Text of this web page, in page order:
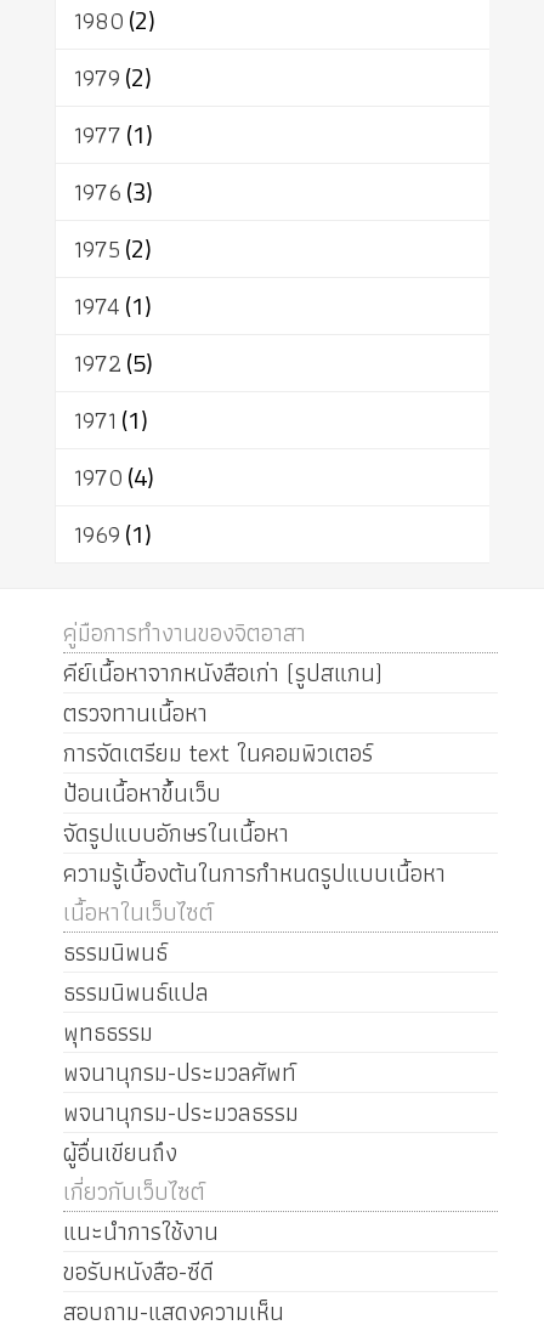
1980(2)
1979(2)
1977(1)
1976(3)
1975(2)
1974(1)
1972(5)
1971 (1)
1970(4)
1969(1)
คู่มือการทำงานของจิตอาสา
คีย์เนื้อหาจากหนังสือเก่า (รูปสแกน)
ตรวจทานเนื้อหา
การจัดเตรียม text ในคอมพิวเตอร์
ป้อนเนื้อหาขึ้นเว็บ
จัดรูปแบบอักษรในเนื้อหา
ความรู้เบื้องต้นในการกำหนดรูปแบบเนื้อหา
เนื้อหาในเว็บไซต์
ธรรมนิพนธ์
ธรรมนิพนธ์แปล
พุทธธรรม
พจนานุกรม-ประมวลศัพท์
พจนานุกรม-ประมวลธรรม
ผู้อื่นเขียนถึง
เกี่ยวกับเว็บไซต์
แนะนำการใช้งาน
ขอรับหนังสือ-ซีดี
สอบถาม-แสดงความเห็น